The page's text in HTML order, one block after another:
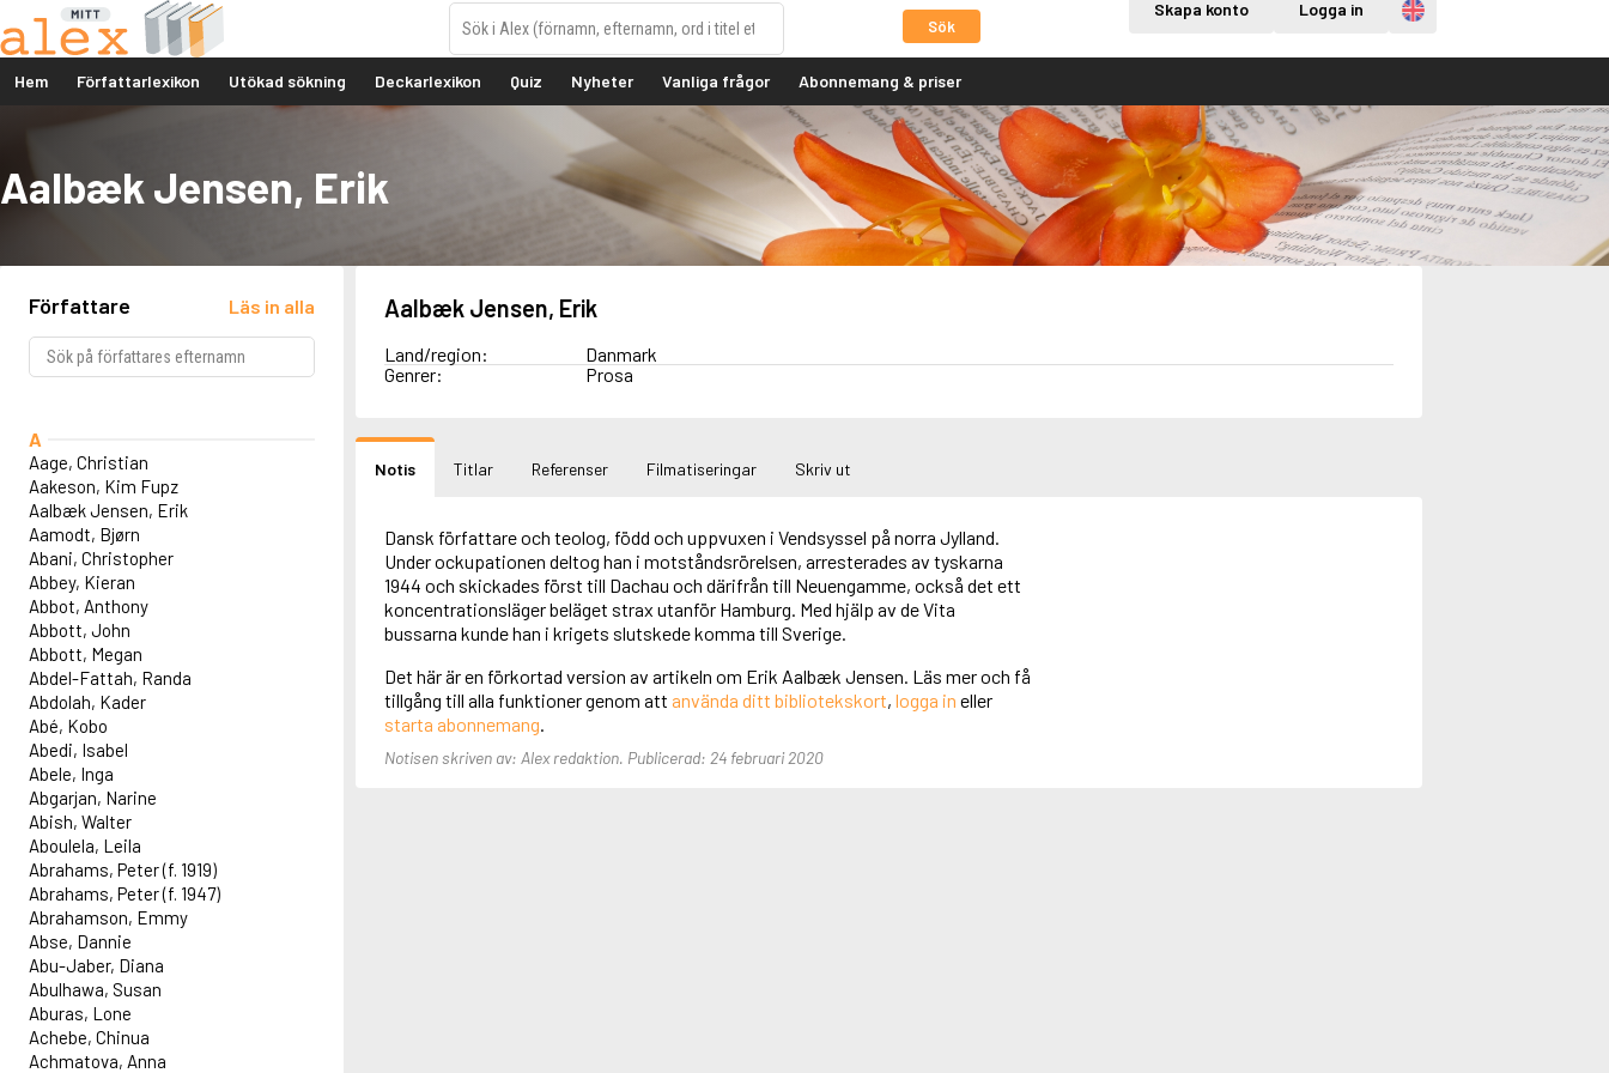
Sök
Skapa konto Logga in Engelska
Hem Författarlexikon Utökad sökning Deckarlexikon Quiz Nyheter Vanliga frågor Abonnemang & priser
Aalbæk Jensen, Erik
Författare Läs in alla
A
Aage, Christian
Aakeson, Kim Fupz
Aalbæk Jensen, Erik
Aamodt, Bjørn
Abani, Christopher
Abbey, Kieran
Abbot, Anthony
Abbott, John
Abbott, Megan
Abdel-Fattah, Randa
Abdolah, Kader
Abé, Kobo
Abedi, Isabel
Abele, Inga
Abgarjan, Narine
Abish, Walter
Aboulela, Leila
Abrahams, Peter (f. 1919)
Abrahams, Peter (f. 1947)
Abrahamson, Emmy
Abse, Dannie
Abu-Jaber, Diana
Abulhawa, Susan
Aburas, Lone
Achebe, Chinua
Achmatova, Anna
Aalbæk Jensen, Erik
Land/region:
Danmark
Genrer:
Prosa
Notis Titlar Referenser Filmatiseringar Skriv ut
Dansk författare och teolog, född och uppvuxen i Vendsyssel på norra Jylland.
Under ockupationen deltog han i motståndsrörelsen, arresterades av tyskarna
1944 och skickades först till Dachau och därifrån till Neuengamme, också det ett
koncentrationsläger beläget strax utanför Hamburg. Med hjälp av de Vita
bussarna kunde han i krigets slutskede komma till Sverige.
Det här är en förkortad version av artikeln om Erik Aalbæk Jensen. Läs mer och få
tillgång till alla funktioner genom att använda ditt bibliotekskort, logga in eller
starta abonnemang.
Notisen skriven av: Alex redaktion. Publicerad: 24 februari 2020